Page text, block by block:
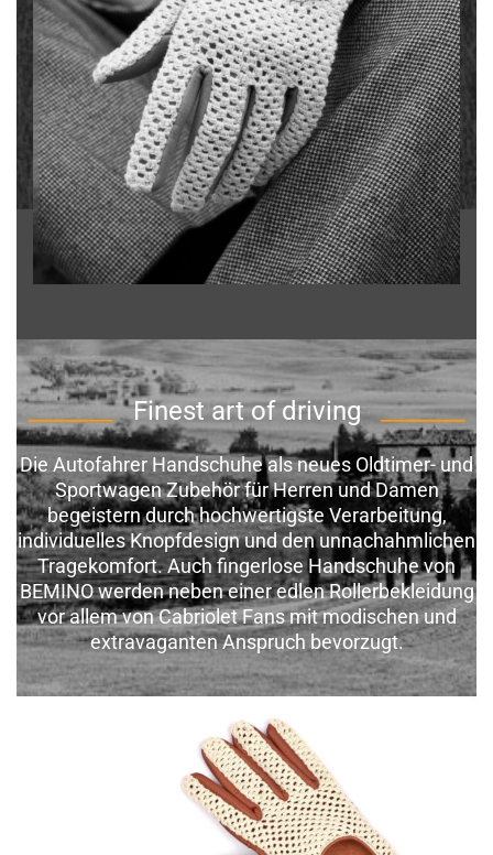
_______ Finest art of driving_______
Die Autofahrer Handschuhe als neues Oldtimer- und
Sportwagen Zubehör für Herren und Damen
begeistern durch hochwertigste Verarbeitung,
individuelles Knopfdesign und den unnachahmlichen
Tragekomfort. Auch fingerlose Handschuhe von
BEMINO werden neben einer edlen Rollerbekleidung
vor allem von Cabriolet Fans mit modischen und
extravaganten Anspruch bevorzugt.